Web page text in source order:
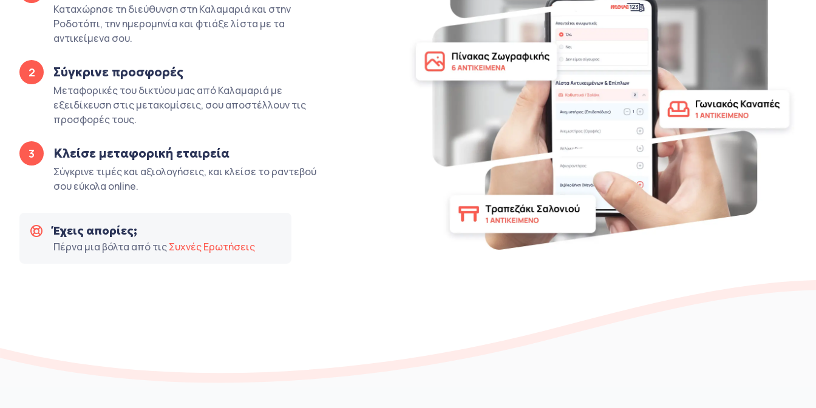
Καταχώρησε τη διεύθυνση στη Καλαμαριά και στην
Ροδοτόπι, την ημερομηνία και φτιάξε λίστα με τα
αντικείμενα σου.
2 Σύγκρινε προσφορές
Μεταφορικές του δικτύου μας από Καλαμαριά με
εξειδίκευση στις μετακομίσεις, σου αποστέλλουν τις
προσφορές τους.
3 Κλείσε μεταφορική εταιρεία
Σύγκρινε τιμές και αξιολογήσεις, και κλείσε το ραντεβού
σου εύκολα online.
Έχεις απορίες;
Πέρνα μια βόλτα από τιςΣυχνές Ερωτήσεις